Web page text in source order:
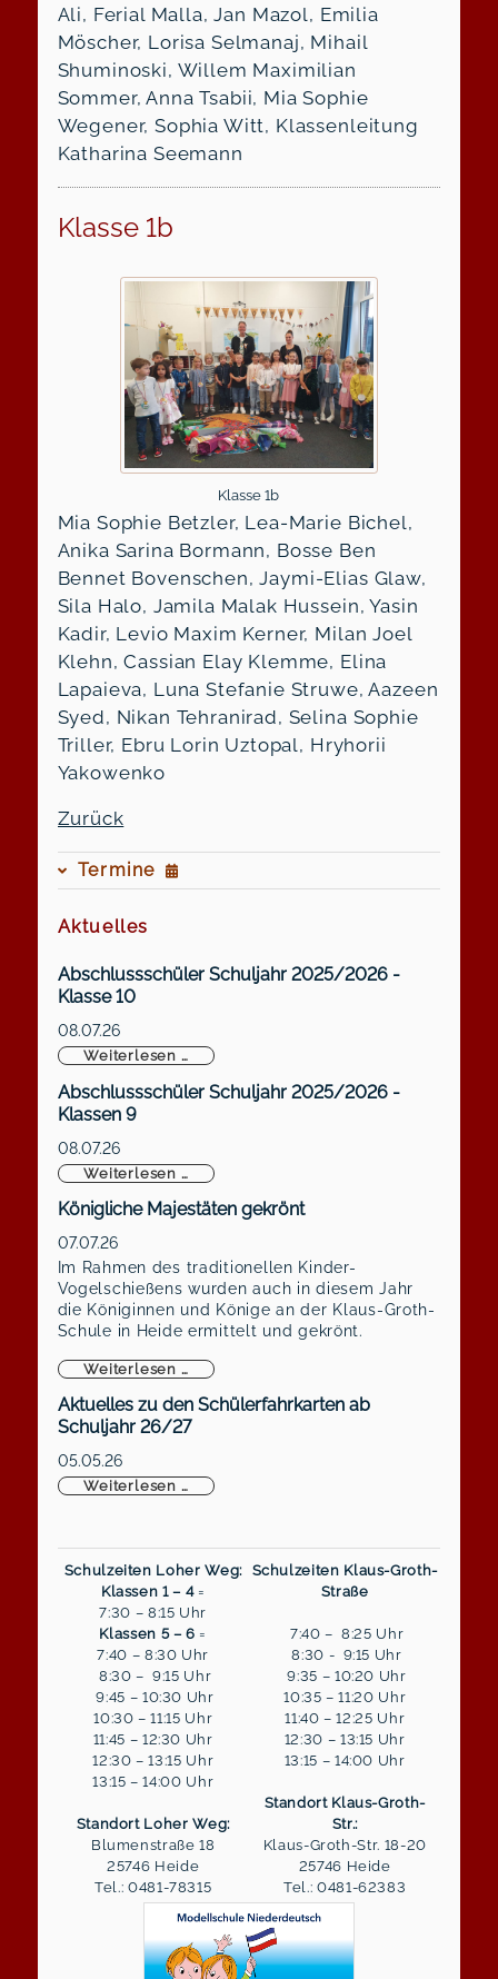
Ali, Ferial Malla, Jan Mazol, Emilia
Möscher, Lorisa Selmanaj, Mihail
Shuminoski, Willem Maximilian
Sommer, Anna Tsabii, Mia Sophie
Wegener, Sophia Witt, Klassenleitung
Katharina Seemann
Klasse 1b
Klasse 1b
Mia Sophie Betzler, Lea-Marie Bichel,
Anika Sarina Bormann, Bosse Ben
Bennet Bovenschen, Jaymi-Elias Glaw,
Sila Halo, Jamila Malak Hussein, Yasin
Kadir, Levio Maxim Kerner, Milan Joel
Klehn, Cassian Elay Klemme, Elina
Lapaieva, Luna Stefanie Struwe, Aazeen
Syed, Nikan Tehranirad, Selina Sophie
Triller, Ebru Lorin Uztopal, Hryhorii
Yakowenko
Zurück
Termine
Aktuelles
Abschlussschüler Schuljahr 2025/2026 -
Klasse 10
08.07.26
Weiterlesen …Abschlussschüler Schuljahr 2025/2026
Abschlussschüler Schuljahr 2025/2026 -
Klassen 9
08.07.26
Weiterlesen … Abschlussschüler Schuljahr 2025/2026
Königliche Majestäten gekrönt
07.07.26
Im Rahmen des traditionellen Kinder-
Vogelschießens wurden auch in diesem Jahr
die Königinnen und Könige an der Klaus-Groth-
Schule in Heide ermittelt und gekrönt.
Weiterlesen … Königliche Majestäten gekrönt
Aktuelles zu den Schülerfahrkarten ab
Schuljahr 26/27
05.05.26
Weiterlesen …Aktuelles zu den Schülerfahrkarten ab
Schulzeiten Loher Weg:
Klassen 1 – 4 =
7:30 – 8:15 Uhr
Klassen 5 – 6 =
7:40 – 8:30 Uhr
8:30 – 9:15 Uhr
9:45 – 10:30 Uhr
10:30 – 11:15 Uhr
11:45 – 12:30 Uhr
12:30 – 13:15 Uhr
13:15 – 14:00 Uhr
Standort Loher Weg:
Blumenstraße 18
25746 Heide
Tel.: 0481-78315
Schulzeiten Klaus-Groth-
Straße
7:40 – 8:25 Uhr
8:30 - 9:15 Uhr
9:35 – 10:20 Uhr
10:35 – 11:20 Uhr
11:40 – 12:25 Uhr
12:30 – 13:15 Uhr
13:15 – 14:00 Uhr
Standort Klaus-Groth-
Str.:
Klaus-Groth-Str. 18-20
25746 Heide
Tel.: 0481-62383